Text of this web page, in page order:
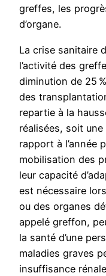
greffes, les
d’organe.
La crise sanitaire
l’activité des
diminution de 25
des
repartie à la
réalisées, soit
rapport à l’année
mobilisation des
leur capacité
est nécessaire
ou des organes
appelé greffon,
la santé d’une
maladies graves
insuffisance